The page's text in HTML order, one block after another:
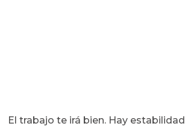
El trabajo te irá bien. Hay